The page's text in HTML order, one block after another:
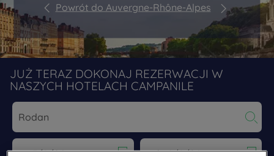
Powrót do Auvergne-Rhône-Alpes
JUŻ TERAZ DOKONAJ REZERWACJI W
NASZYCH HOTELACH CAMPANILE